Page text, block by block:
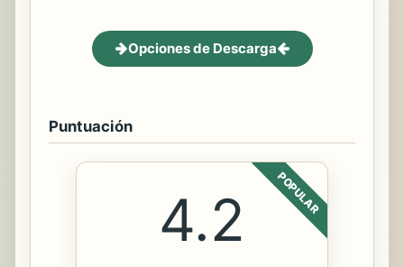
Opciones de Descarga
Puntuación
POPULAR
4.2